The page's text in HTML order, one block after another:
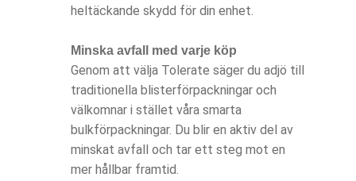
heltäckande skydd för din enhet.
Minska avfall med varje köp
Genom att välja Tolerate säger du adjö till
traditionella blisterförpackningar och
välkomnar i stället våra smarta
bulkförpackningar. Du blir en aktiv del av
minskat avfall och tar ett steg mot en
mer hållbar framtid.